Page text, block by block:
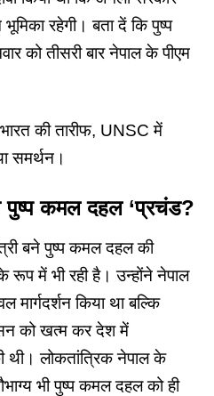
रहेगी। बता दें कि पुष्प
को तीसरी बार नेपाल के पीएम
की तारीफ, UNSC में
समर्थन।
कमल दहल ‘प्रचंड?
बने पुष्प कमल दहल की
रूप में भी रही है। उन्होंने नेपाल
मार्गदर्शन किया था बल्कि
को खत्म कर देश में
थी। लोकतांत्रिक नेपाल के
भी पुष्प कमल दहल को ही